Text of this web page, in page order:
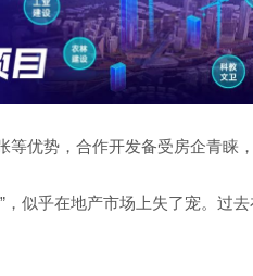
等优势，合作开发备受房企青睐
，似乎在地产市场上失了宠。过